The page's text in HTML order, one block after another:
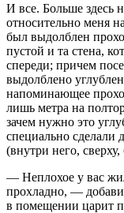
И все. Больше здесь
относительно меня
был выдолблен
пустой и та стена,
спереди; причем
выдолблено
напоминающее
лишь метра на
зачем нужно это
специально сделали
(внутри него,
— Неплохое у вас
прохладно, —
в помещении царит